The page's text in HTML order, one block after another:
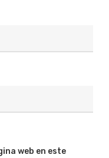
web en este